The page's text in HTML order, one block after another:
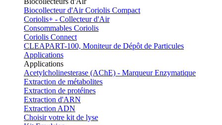
Biocollecteur d'Air Coriolis Compact
Coriolis+ - Collecteur d'Air
Consommables Coriolis
Coriolis Connect
CLEAPART-100, Moniteur de Dépôt de Particules
Applications
Applications
Acetylcholinesterase (AChE) - Marqueur Enzymatique
Extraction de métabolites
Extraction de protéines
Extraction d'ARN
Extraction ADN
Choisir votre kit de lyse